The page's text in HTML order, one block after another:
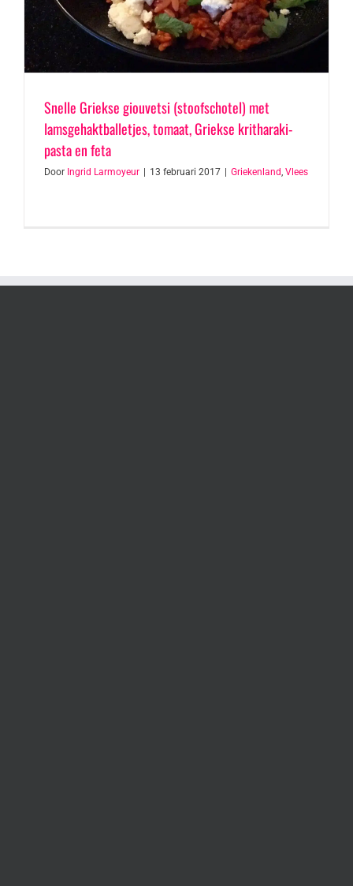
Snelle Griekse giouvetsi (stoofschotel) met
lamsgehaktballetjes, tomaat, Griekse kritharaki-
pasta en feta
Door Ingrid Larmoyeur | 13 februari 2017 | Griekenland Vlees